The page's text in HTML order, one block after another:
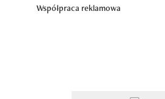
Współpraca reklamowa